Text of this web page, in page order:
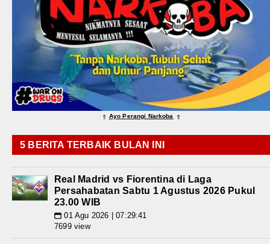
⇑ Ayo Perangi Narkoba ⇑
5 BERITA TERBAIK BULAN INI
Real Madrid vs Fiorentina di Laga
Persahabatan Sabtu 1 Agustus 2026 Pukul
23.00 WIB
📅 01 Agu 2026 | 07:29:41
7699 view